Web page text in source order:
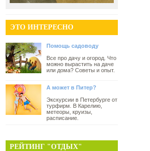
ЭТО ИНТЕРЕСНО
Помощь садоводу
Все про дачу и огород. Что
можно вырастить на даче
или дома? Советы и опыт.
А может в Питер?
Экскурсии в Петербурге от
турфирм. В Карелию,
метеоры, круизы,
расписание.
РЕЙТИНГ "ОТДЫХ"